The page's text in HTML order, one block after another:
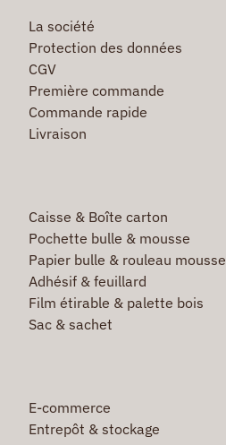
La société
Protection des données
CGV
Première commande
Commande rapide
Livraison
Caisse & Boîte carton
Pochette bulle & mousse
Papier bulle & rouleau mousse
Adhésif & feuillard
Film étirable & palette bois
Sac & sachet
E-commerce
Entrepôt & stockage